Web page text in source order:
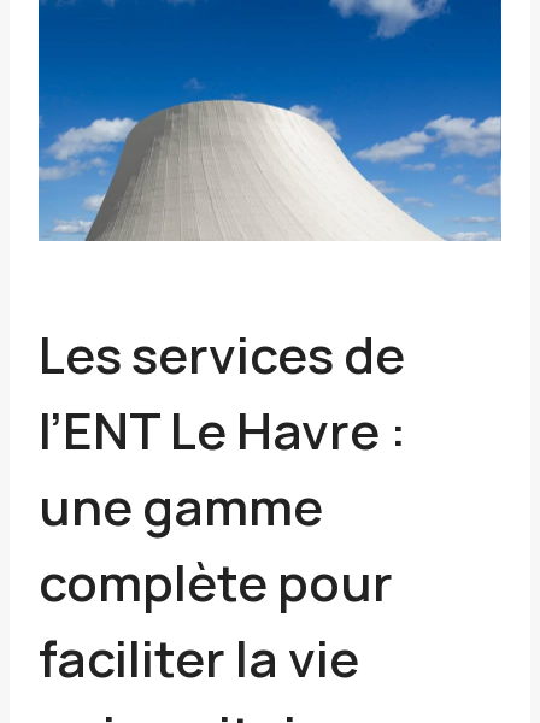
Les services de
l’ENT Le Havre :
une gamme
complète pour
faciliter la vie